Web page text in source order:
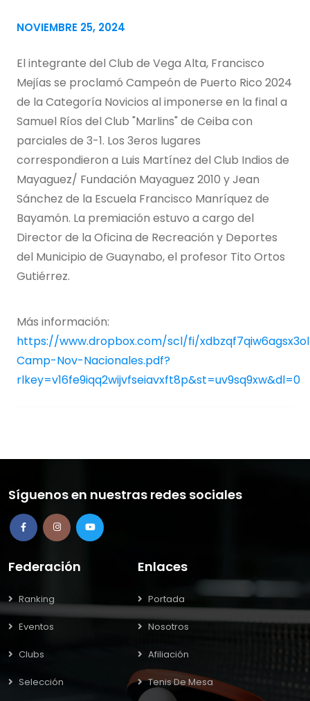
NOVIEMBRE 25, 2024
El integrante del Club de Vega Alta, Francisco
Mejías se proclamó Campeón de Puerto Rico 2024
de la Categoría Novicios al imponerse en la final a
Samuel Ríos del Club "Marlins" de Ceiba con
parciales de 3-1. Los 3eros lugares
correspondieron a Luis Martínez del Club Indios de
Mayaguez/ Fundación Mayaguez 2010 y Jean
Sánchez de la Escuela Francisco Manríquez de
Bayamón. La premiación estuvo a cargo del
Director de la Oficina de Recreación y Deportes
del Municipio de Guaynabo, el profesor Tito Ortos
Gutiérrez.
Más información:
https://www.dropbox.com/scl/fi/
Camp-Nov-Nacionales.pdf?
rlkey=v16fe9iqq2wijvfseiavxft8p&st=uv9sq9xw&dl=0
Síguenos en nuestras redes sociales
Federación
Ranking
Eventos
Clubs
Selección
Enlaces
Portada
Nosotros
Afiliación
Tenis De Mesa